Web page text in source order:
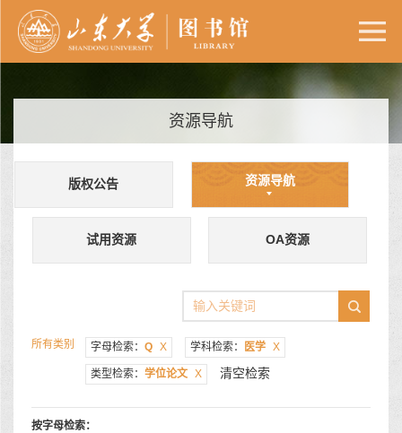
资源导航
版权公告 资源导航
试用资源 OA资源
所有类别 字母检索： Q X 学科检索： 医学 X
类型检索： 学位论文 X 清空检索
按字母检索：